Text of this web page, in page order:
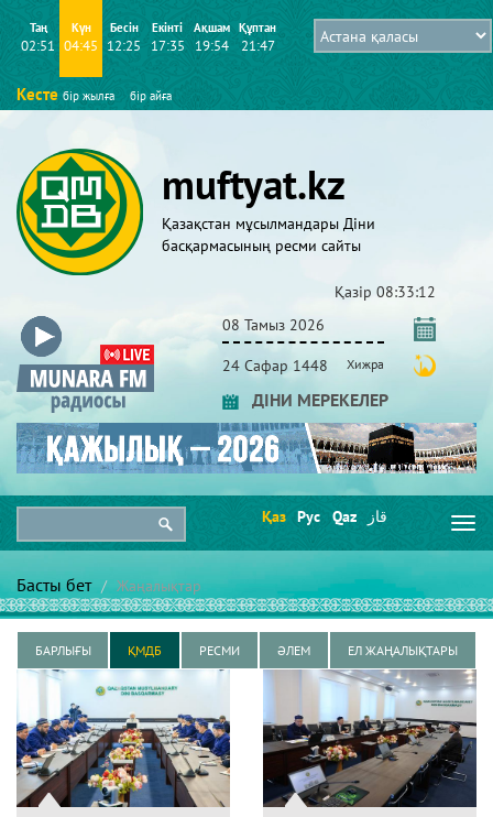
Таң
02:51
Күн
04:45
Бесін
12:25
Екінті
17:35
Ақшам
19:54
Құптан
21:47
Кесте бір жылға бір айға
muftyat.kz
Қазақстан мұсылмандары Діни
басқармасының ресми сайты
Қазір 08:33:13
08 Тамыз 2026
24 Сафар 1448 Хижра
ДІНИ МЕРЕКЕЛЕР
Қаз Рус Qaz قاز
Басты бет Жаңалықтар
БАРЛЫҒЫ ҚМДБ РЕСМИ ӘЛЕМ ЕЛ ЖАҢАЛЫҚТАРЫ